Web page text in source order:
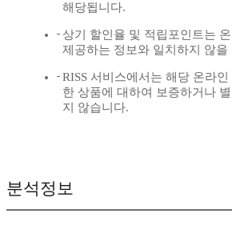
해당됩니다.
상기 할인율 및 적립포인트는
제공하는 정보와 일치하지 않을
RISS 서비스에서는 해당 온라인
한 상품에 대하여 보증하거나
지 않습니다.
분석정보